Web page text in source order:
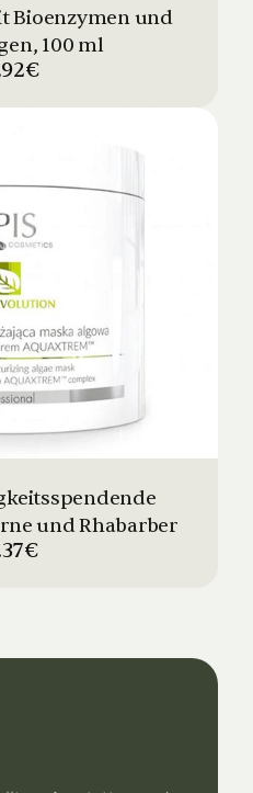
Bioenzymen und
100 ml
und Rhabarber